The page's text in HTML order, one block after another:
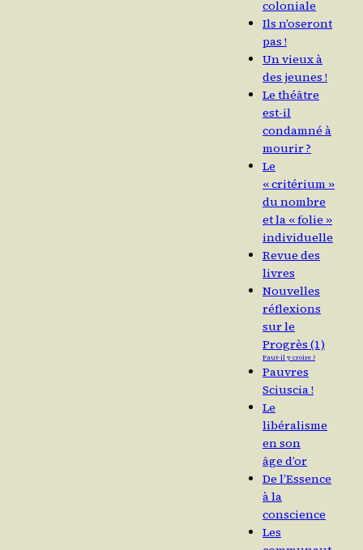
coloniale
Ils n’oseront
pas !
Un vieux à
des jeunes !
Le théâtre
est-il
condamné à
mourir ?
Le
« critérium »
du nombre
et la « folie »
individuelle
Revue des
livres
Nouvelles
réflexions
sur le
Progrès (1)
Faut-il y croire ?
Pauvres
Sciuscia !
Le
libéralisme
en son
âge d’or
De l’Essence
à la
conscience
Les